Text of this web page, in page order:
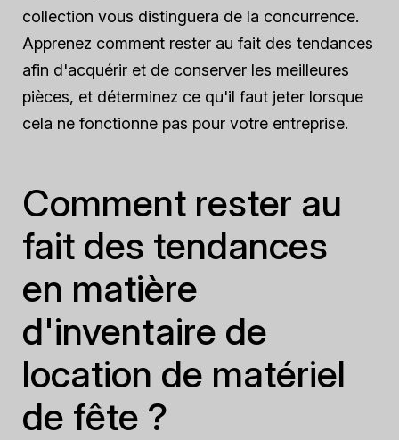
collection vous distinguera de la concurrence.
Apprenez comment rester au fait des tendances
afin d'acquérir et de conserver les meilleures
pièces, et déterminez ce qu'il faut jeter lorsque
cela ne fonctionne pas pour votre entreprise.
Comment rester au
fait des tendances
en matière
d'inventaire de
location de matériel
de fête ?